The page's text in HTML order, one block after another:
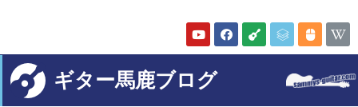
ギター馬鹿ブログ